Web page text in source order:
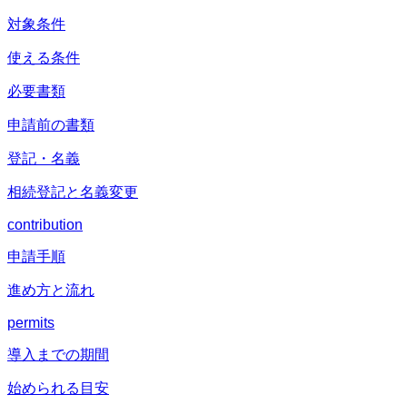
対象条件
使える条件
必要書類
申請前の書類
登記・名義
相続登記と名義変更
contribution
申請手順
進め方と流れ
permits
導入までの期間
始められる目安